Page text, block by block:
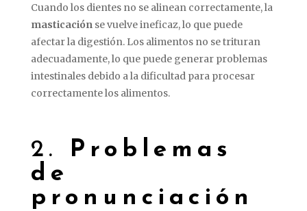
Cuando los dientes no se alinean correctamente, la
masticaciónse vuelve ineficaz, lo que puede
afectar la digestión. Los alimentos no se trituran
adecuadamente, lo que puede generar problemas
intestinales debido a la dificultad para procesar
correctamente los alimentos.
2. Problemas
de
pronunciación